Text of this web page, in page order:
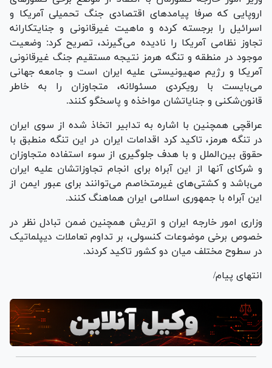
اروپایی که صرفا پیامد‌های اقتصادی جنگ تحمیلی آمریکا و
اسرائیل را برجسته کرده و ماهیت غیرقانونی و جنایتکارانه
تجاوز نظامی آمریکا را نادیده می‌گیرند، تصریح کرد: وضعیت
موجود در منطقه و تنگه هرمز نتیجه مستقیم جنگ غیرقانونی
آمریکا و رژیم صهیونیستی علیه ایران است و جامعه جهانی
می‌بایست با رویکردی مسئولانه، متجاوزان را به خاطر
قانون‌شکنی و جنایاتشان مواخذه و پاسخگو کنند.
عراقچی همچنین با اشاره به تدابیر اتخاذ شده از سوی ایران
در تنگه هرمز، تاکید کرد اقدامات ایران در این تنگه منطبق با
حقوق بین‌الملل و با هدف جلوگیری از سوء استفاده متجاوزان
و شرکای آنها از این آبراه برای انجام تجاوزاتشان علیه ایران
می‌باشد و کشتی‌های غیرمتخاصم می‌توانند برای عبور ایمن از
این آبراه با جمهوری اسلامی ایران هماهنگ کنند.
وزاری امور خارجه ایران و اتریش همچنین ضمن تبادل نظر در
خصوص برخی موضوعات کنسولی، بر تداوم تعاملات دیپلماتیک
در سطوح مختلف میان دو کشور تاکید کردند.
انتهای پیام/